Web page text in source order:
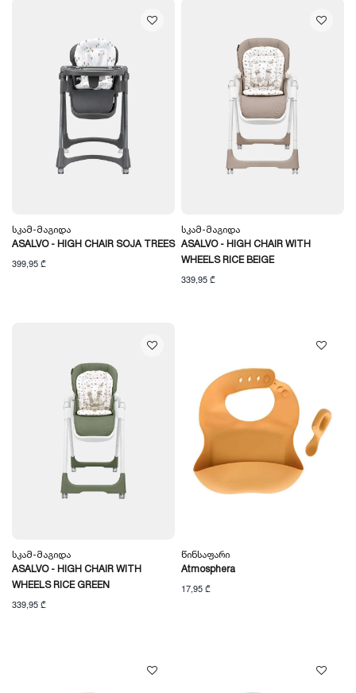
Სკამ-Მაგიდა
ASALVO - HIGH CHAIR SOJA TREES
399,95 ₾
Სკამ-Მაგიდა
ASALVO - HIGH CHAIR WITH
WHEELS RICE BEIGE
339,95 ₾
Სკამ-Მაგიდა
ASALVO - HIGH CHAIR WITH
WHEELS RICE GREEN
339,95 ₾
Წინსაფარი
Atmosphera
17,95 ₾